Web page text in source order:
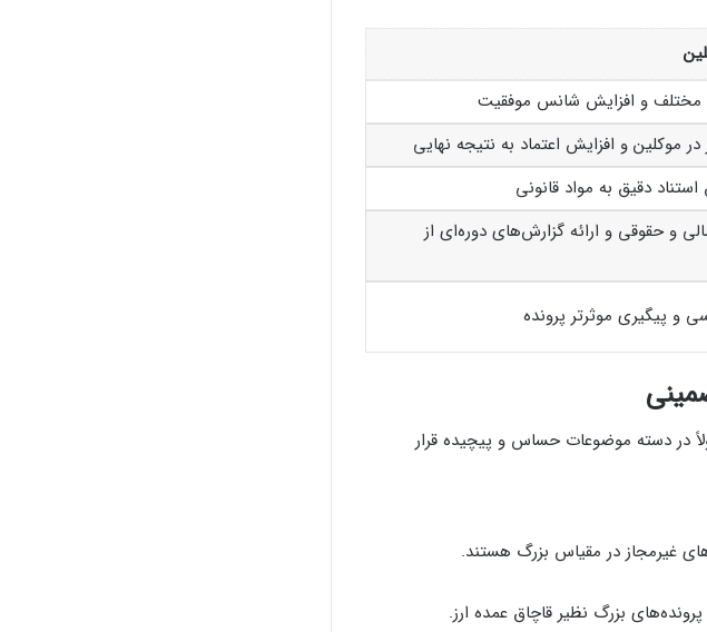
مختلف و افزایش شانس موفقیت
موکلین و افزایش اعتماد به نتیجه نهایی
دقیق به مواد قانونی
و حقوقی و ارائه گزارش‌های دوره‌ای از
و پیگیری موثرتر پرونده
در دسته موضوعات حساس و پیچیده قرار
غیرمجاز در مقیاس بزرگ هستند.
بزرگ نظیر قاچاق عمده ارز.